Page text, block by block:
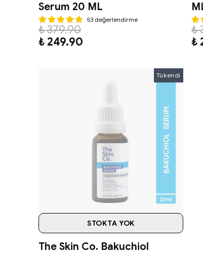
Serum 20 ML
53 değerlendirme
₺ 379.90
₺ 249.90
₺
₺
Tükendi
STOKTA YOK
The Skin Co. Bakuchiol